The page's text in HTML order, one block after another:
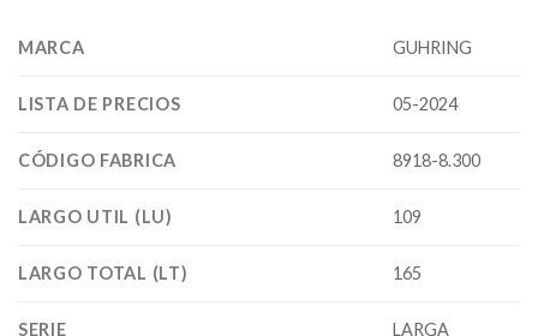
MARCA GUHRING
LISTA DE PRECIOS 05-2024
CÓDIGO FABRICA 8918-8.300
LARGO UTIL (LU) 109
LARGO TOTAL (LT) 165
SERIE LARGA